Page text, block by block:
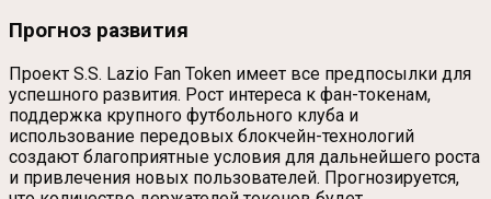
Прогноз развития
Проект S.S. Lazio Fan Token имеет все предпосылки для
успешного развития. Рост интереса к фан-токенам,
поддержка крупного футбольного клуба и
использование передовых блокчейн-технологий
создают благоприятные условия для дальнейшего роста
и привлечения новых пользователей. Прогнозируется,